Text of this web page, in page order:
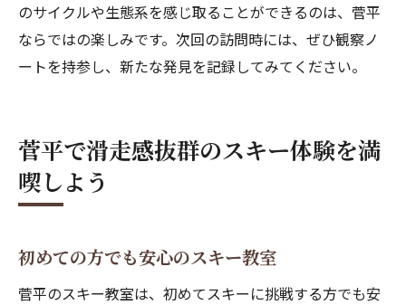
のサイクルや生態系を感じ取ることができるのは、菅平
ならではの楽しみです。次回の訪問時には、ぜひ観察ノ
ートを持参し、新たな発見を記録してみてください。
菅平で滑走感抜群のスキー体験を満
喫しよう
初めての方でも安心のスキー教室
菅平のスキー教室は、初めてスキーに挑戦する方でも安